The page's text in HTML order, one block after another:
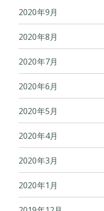
2020年9月
2020年8月
2020年7月
2020年6月
2020年5月
2020年4月
2020年3月
2020年1月